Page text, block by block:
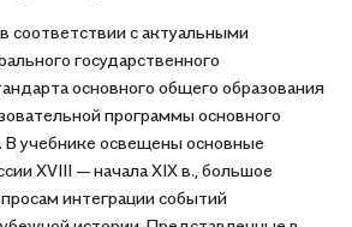
соответствии с актуальными
государственного
основного общего образования
программы основного
В учебнике освещены основные
XVIII — начала XIX в., большое
интеграции событий